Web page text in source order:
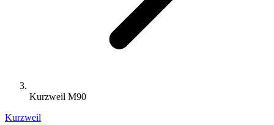
Kurzweil M90
Kurzweil